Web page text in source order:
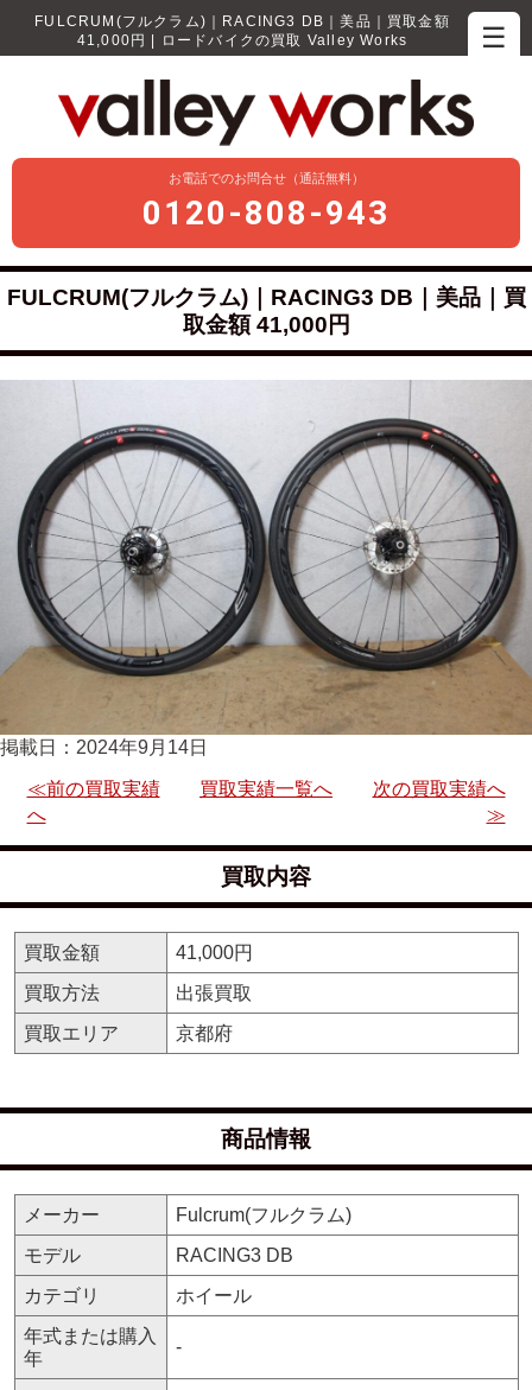
☰
FULCRUM(フルクラム)｜RACING3 DB｜美品｜買取金額
41,000円 | ロードバイクの買取 Valley Works
お電話でのお問合せ（通話無料）
0120-808-943
FULCRUM(フルクラム)｜RACING3 DB｜美品｜買
取金額 41,000円
掲載日：2024年9月14日
≪前の買取実績
へ
買取実績一覧へ
次の買取実績へ
≫
買取内容
買取金額
41,000円
買取方法
出張買取
買取エリア
京都府
商品情報
メーカー
Fulcrum(フルクラム)
モデル
RACING3 DB
カテゴリ
ホイール
年式または購入
年
-